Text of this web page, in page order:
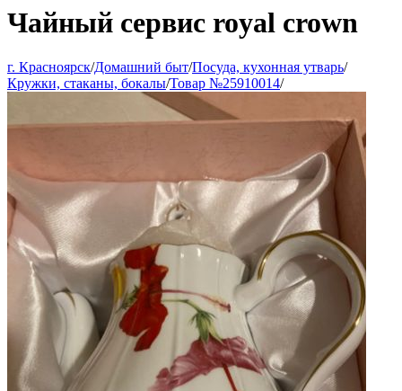
Чайный сервис royal crown
г. Красноярск/Домашний быт/Посуда, кухонная утварь/
Кружки, стаканы, бокалы/Товар №25910014/